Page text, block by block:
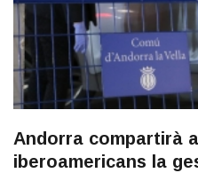
Andorra compartirà
iberoamericans la